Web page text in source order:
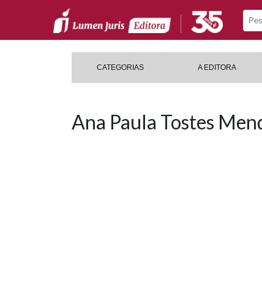
CATEGORIAS A EDITORA
Ana Paula Tostes